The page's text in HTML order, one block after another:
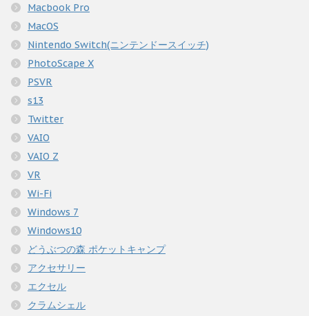
Macbook Pro
MacOS
Nintendo Switch(ニンテンドースイッチ)
PhotoScape X
PSVR
s13
Twitter
VAIO
VAIO Z
VR
Wi-Fi
Windows 7
Windows10
どうぶつの森 ポケットキャンプ
アクセサリー
エクセル
クラムシェル